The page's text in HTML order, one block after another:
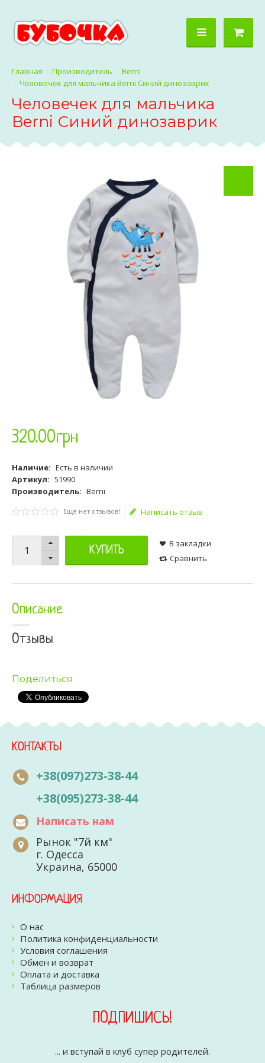
Производитель
Berni
Человечек для мальчика Berni Синий динозаврик
Человечек для мальчика
Berni Синий динозаврик
320.00грн
Наличие: Есть в наличии
Артикул: 51990
Производитель: Berni
Ещё нет отзывов! Написать отзыв
КУПИТЬ
В закладки
Сравнить
Описание
Отзывы
Поделиться
КОНТАКТЫ
+38(097)273-38-44
+38(095)273-38-44
Написать нам
Рынок "7й км"
г. Одесса
Украина, 65000
ИНФОРМАЦИЯ
О нас
Политика конфиденциальности
Условия соглашения
Обмен и возврат
Оплата и доставка
Таблица размеров
ПОДПИШИСЬ!
... и вступай в клуб супер родителей.